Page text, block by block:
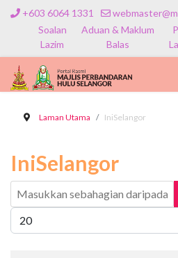
+603 6064 1331
Soalan
Lazim
Aduan & Maklum
Balas
Laman Utama IniSelangor
IniSelangor
Papar #